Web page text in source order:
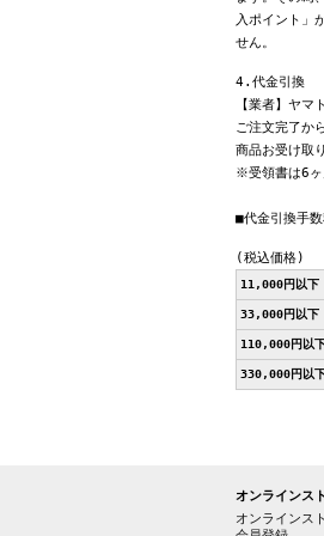
入ポイント」
せん。
4.代金引換
【業者】ヤマ
ご注文完了か
商品お受け取
※受領書は6ヶ
■代金引換手
(税込価格)
11,000円以下
33,000円以下
110,000円以
330,000円以
オンラインス
オンラインス